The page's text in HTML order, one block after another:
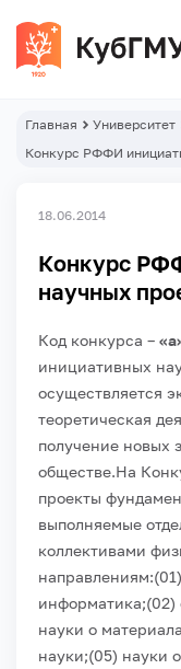
Главная Университет
Конкурс РФФИ
18.06.2014
Конкурс
научных
Код конкурса –
инициативных
осуществляется
теоретическая
получение новых
обществе.На
проекты
выполняемые
коллективами
направлениям:
информатика;(02)
науки о
науки;(05) науки